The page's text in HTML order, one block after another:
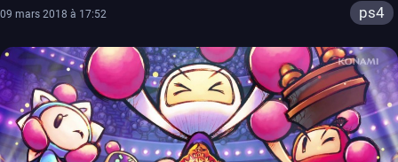
09 mars 2018 à 17:52 ps4